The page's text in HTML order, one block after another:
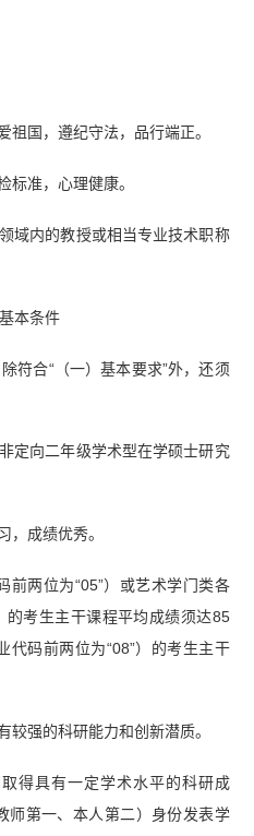
祖国，遵纪守法，品行端正。
标准，心理健康。
域内的教授或相当专业技术职称
本条件
符合“（一）基本要求”外，还须
定向二年级学术型在学硕士研究
，成绩优秀。
前两位为“05”）或艺术学门类各
的考生主干课程平均成绩须达85
代码前两位为“08”）的考生主干
较强的科研能力和创新潜质。
得具有一定学术水平的科研成
师第一、本人第二）身份发表学